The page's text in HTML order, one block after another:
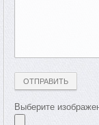
Выберите